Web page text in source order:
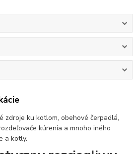
zdroje ku kotlom, obehové čerpadlá,
kúrenia a mnoho iného
a kotly.